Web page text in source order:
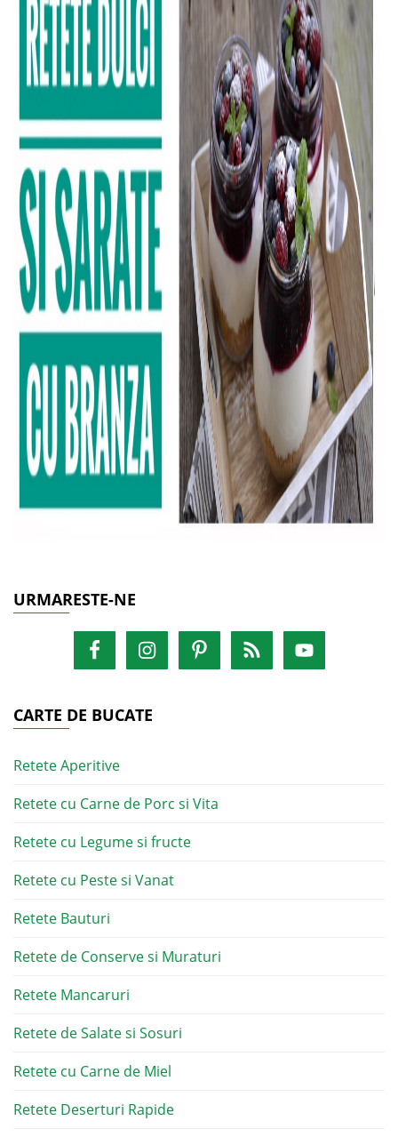
URMARESTE-NE
CARTE DE BUCATE
Retete Aperitive
Retete cu Carne de Porc si Vita
Retete cu Legume si fructe
Retete cu Peste si Vanat
Retete Bauturi
Retete de Conserve si Muraturi
Retete Mancaruri
Retete de Salate si Sosuri
Retete cu Carne de Miel
Retete Deserturi Rapide